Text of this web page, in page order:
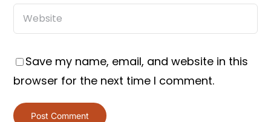
Save my name, email, and website in this
browser for the next time I comment.